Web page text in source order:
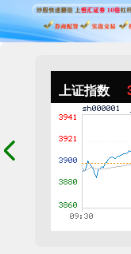
上证指数